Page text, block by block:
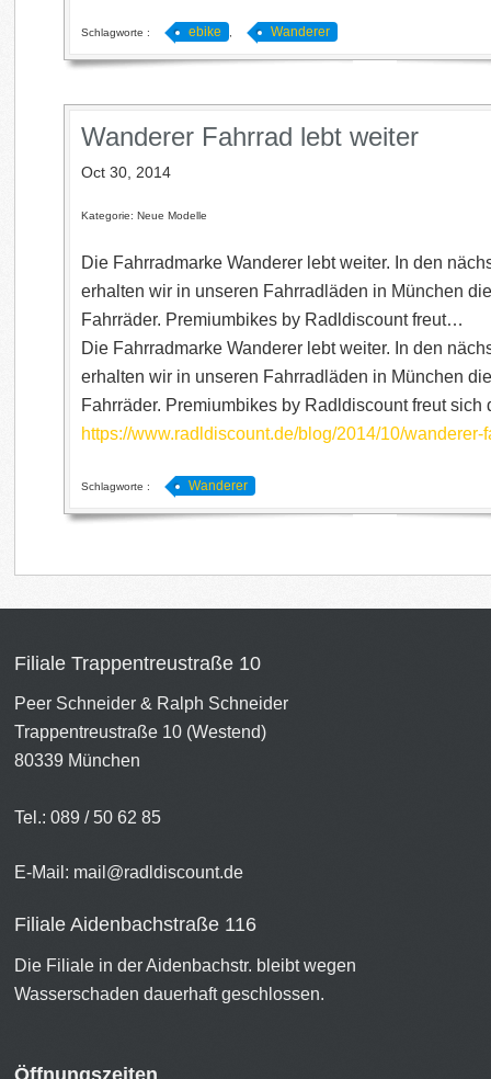
Schlagworte : ebike , Wanderer
Wanderer Fahrrad lebt weiter
Oct 30, 2014
Kategorie: Neue Modelle
Die Fahrradmarke Wanderer lebt weiter. In den
erhalten wir in unseren Fahrradläden in München
Fahrräder. Premiumbikes by Radldiscount freut…
Die Fahrradmarke Wanderer lebt weiter. In den
erhalten wir in unseren Fahrradläden in München
Fahrräder. Premiumbikes by Radldiscount freut sich
https://www.radldiscount.de/blog/2014/10/wanderer-
Schlagworte : Wanderer
Filiale Trappentreustraße 10
Peer Schneider & Ralph Schneider
Trappentreustraße 10 (Westend)
80339 München
Tel.: 089 / 50 62 85
E-Mail: mail@radldiscount.de
Filiale Aidenbachstraße 116
Die Filiale in der Aidenbachstr. bleibt wegen
Wasserschaden dauerhaft geschlossen.
Öffnungszeiten